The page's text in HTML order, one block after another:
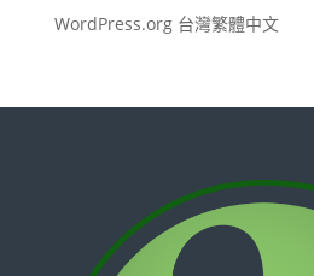
WordPress.org 台灣繁體中文